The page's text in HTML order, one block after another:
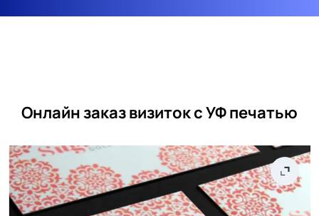
Онлайн заказ визиток с УФ печатью